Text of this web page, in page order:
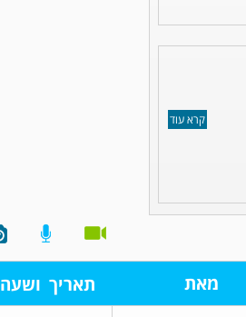
קרא עוד
מאת תאריך ושעה